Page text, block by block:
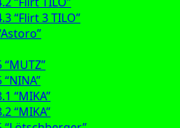
“Flirt 3 TILO”
“MUTZ”
“NINA”
“MIKA”
“MIKA”